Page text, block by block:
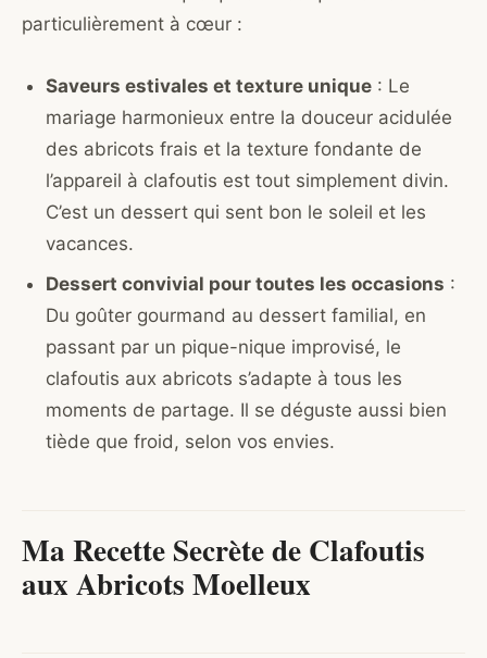
particulièrement à cœur :
Saveurs estivales et texture unique : Le
mariage harmonieux entre la douceur acidulée
des abricots frais et la texture fondante de
l’appareil à clafoutis est tout simplement divin.
C’est un dessert qui sent bon le soleil et les
vacances.
Dessert convivial pour toutes les occasions :
Du goûter gourmand au dessert familial, en
passant par un pique-nique improvisé, le
clafoutis aux abricots s’adapte à tous les
moments de partage. Il se déguste aussi bien
tiède que froid, selon vos envies.
Ma Recette Secrète de Clafoutis
aux Abricots Moelleux